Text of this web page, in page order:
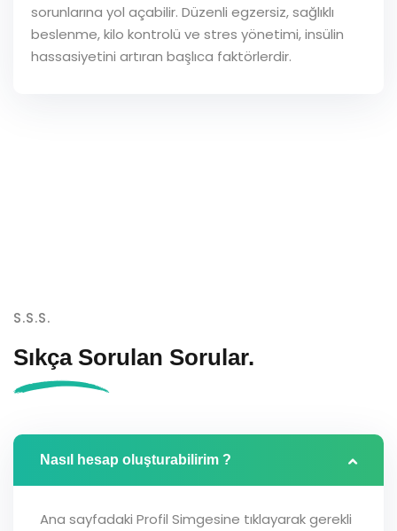
sorunlarına yol açabilir. Düzenli egzersiz, sağlıklı
beslenme, kilo kontrolü ve stres yönetimi, insülin
hassasiyetini artıran başlıca faktörlerdir.
S.S.S.
Sıkça Sorulan Sorular.
Nasıl hesap oluşturabilirim ?
Ana sayfadaki Profil Simgesine tıklayarak gerekli